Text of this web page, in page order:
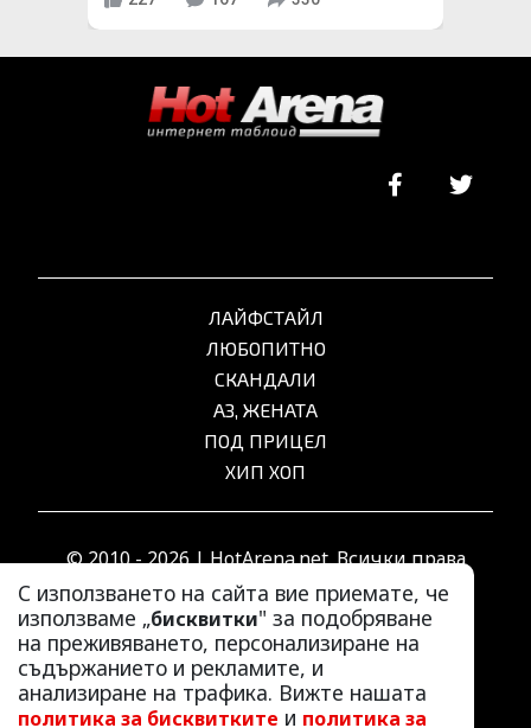
С използването на сайта вие приемате, че
използваме „бисквитки" за подобряване
на преживяването, персонализиране на
съдържанието и рекламите, и
анализиране на трафика. Вижте нашата
политика за бисквитките и политика за
ЛАЙФСТАЙЛ
ЛЮБОПИТНО
СКАНДАЛИ
АЗ, ЖЕНАТА
ПОД ПРИЦЕЛ
ХИП ХОП
© 2010 - 2026 | HotArena.net. Всички права
запазени.
РЕКЛАМА
КОНТАКТИ
ОБЩИ УСЛОВИЯ